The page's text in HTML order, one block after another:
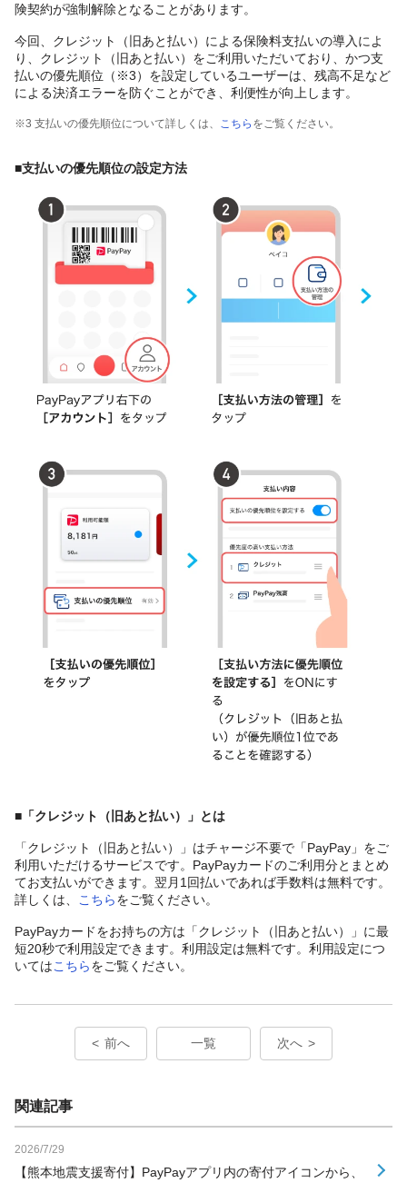
険契約が強制解除となることがあります。
今回、クレジット（旧あと払い）による保険料支払いの導入によ
り、クレジット（旧あと払い）をご利用いただいており、かつ支
払いの優先順位（※3）を設定しているユーザーは、残高不足など
による決済エラーを防ぐことができ、利便性が向上します。
※3 支払いの優先順位について詳しくは、 こちら をご覧ください。
■支払いの優先順位の設定方法
■「クレジット（旧あと払い）」とは
「クレジット（旧あと払い）」はチャージ不要で「PayPay」をご
利用いただけるサービスです。PayPayカードのご利用分とまとめ
てお支払いができます。翌月1回払いであれば手数料は無料です。
詳しくは、
こちらをご覧ください。
PayPayカードをお持ちの方は「クレジット（旧あと払い）」に最
短20秒で利用設定できます。利用設定は無料です。利用設定につ
いてはこちらをご覧ください。
前へ 一覧 次へ
関連記事
2026/7/29
【熊本地震支援寄付】PayPayアプリ内の寄付アイコンから、